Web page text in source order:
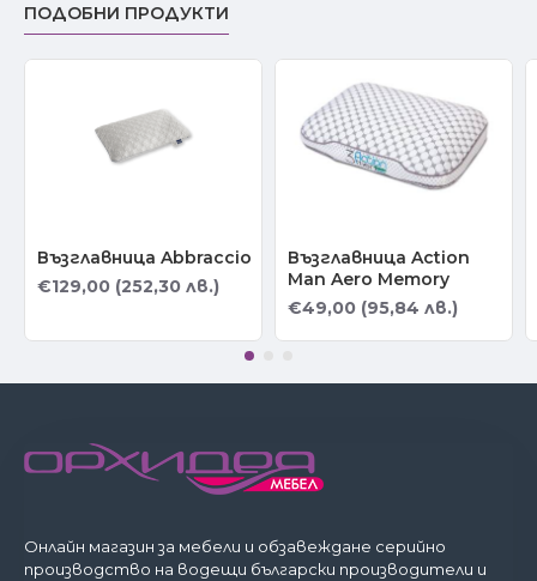
ПОДОБНИ ПРОДУКТИ
Възглавница Abbraccio
€129,00 (252,30 лв.)
Възглавница Action
Man Aero Memory
€49,00 (95,84 лв.)
Онлайн магазин за мебели и обзавеждане серийно
производство на водещи български производители и